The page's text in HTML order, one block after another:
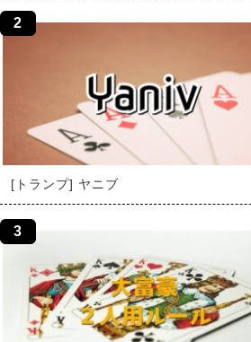
[トランプ] ヤニブ